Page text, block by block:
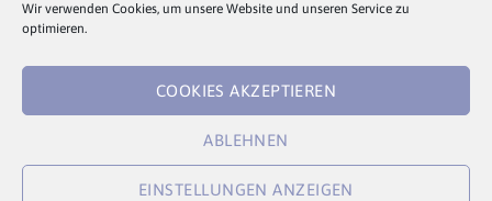
Wir verwenden Cookies, um unsere Website und unseren Service zu
optimieren.
COOKIES AKZEPTIEREN
ABLEHNEN
EINSTELLUNGEN ANZEIGEN
08:30 - 12:30 Uhr